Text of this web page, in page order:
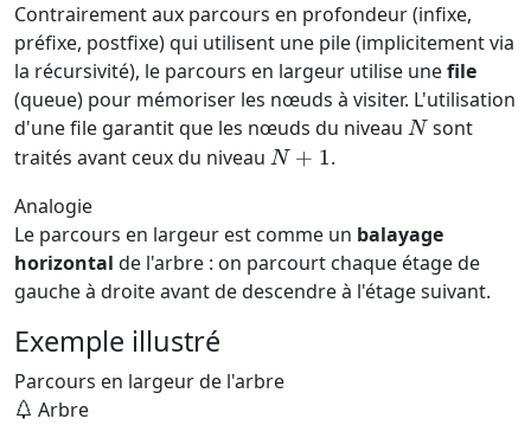
Contrairement aux parcours en profondeur (infixe,
préfixe, postfixe) qui utilisent une pile (implicitement via
la récursivité), le parcours en largeur utilise unefile
(queue) pour mémoriser les nœuds à visiter. L'utilisation
d'une file garantit que les nœuds du niveau N
N sont
traités avant ceux du niveau N+1
N + 1.
Analogie
Le parcours en largeur est comme un balayage
horizontal de l'arbre : on parcourt chaque étage de
gauche à droite avant de descendre à l'étage suivant.
Exemple illustré
Parcours en largeur de l'arbre
Arbre